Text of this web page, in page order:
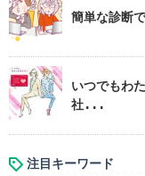
簡単な診断
いつでもわ
社...
注目キーワード